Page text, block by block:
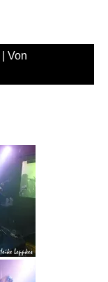
| Von